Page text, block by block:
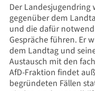
Der Landesjugendring
gegenüber dem
und die dafür
Gespräche führen. Er
dem Landtag und
Austausch mit den
AfD-Fraktion findet
begründeten Fällen